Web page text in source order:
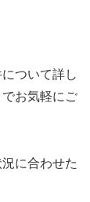
ついて詳し
お気軽にご
に合わせた